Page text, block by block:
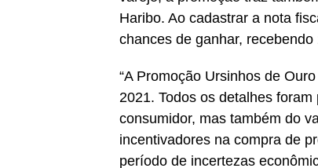
Haribo. Ao cadastrar a nota
chances de ganhar,
“A Promoção Ursinhos de
2021. Todos os detalhes
consumidor, mas também do
incentivadores na compra de
período de incertezas